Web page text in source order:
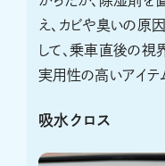
え、カビや臭いの原
して、乗車直後の視
実用性の高いアイテ
吸水クロス